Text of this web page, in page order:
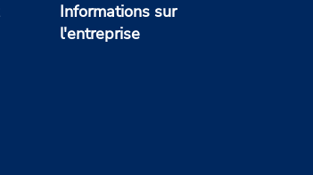
Informations sur
l'entreprise